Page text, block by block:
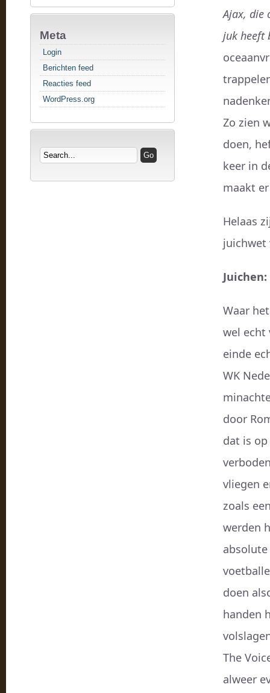
Meta
Login
Berichten feed
Reacties feed
WordPress.org
Ajax, die
juk heeft
Zo zien
doen,
keer in
maakt
Helaas
juichwet
Waar
wel echt
einde
WK
door
dat is
vliegen
zoals
werden
doen
handen
The
alweer